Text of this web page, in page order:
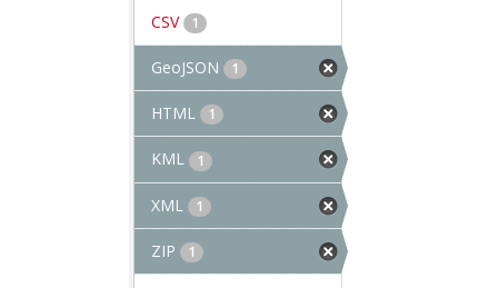
CSV 1
GeoJSON 1
HTML 1
KML 1
XML 1
ZIP 1